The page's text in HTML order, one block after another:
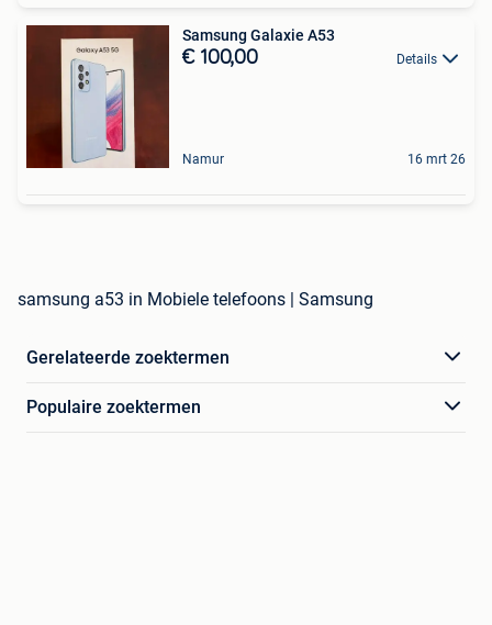
Samsung Galaxie A53
€ 100,00 Details
Namur 16 mrt 26
samsung a53 in Mobiele telefoons | Samsung
Gerelateerde zoektermen
Populaire zoektermen